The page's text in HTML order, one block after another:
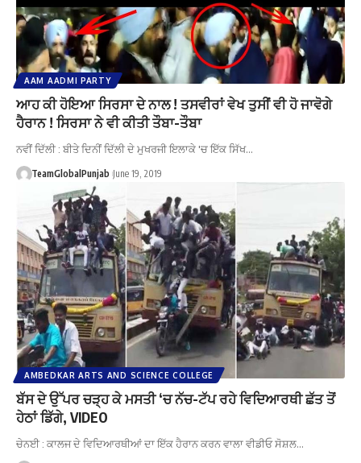
AAM AADMI PARTY
ਆਹ ਕੀ ਹੋਇਆ ਸਿਰਸਾ ਦੇ ਨਾਲ ! ਤਸਵੀਰਾਂ ਵੇਖ ਤੁਸੀਂ ਵੀ ਹੋ ਜਾਵੋਗੇ
ਹੈਰਾਨ ! ਸਿਰਸਾ ਨੇ ਵੀ ਕੀਤੀ ਤੌਬਾ-ਤੌਬਾ
ਨਵੀਂ ਦਿੱਲੀ : ਬੀਤੇ ਦਿਨੀਂ ਦਿੱਲੀ ਦੇ ਮੁਖਰਜੀ ਇਲਾਕੇ 'ਚ ਇੱਕ ਸਿੱਖ…
TeamGlobalPunjab June 19, 2019
AMBEDKAR ARTS AND SCIENCE COLLEGE
ਬੱਸ ਦੇ ਉੱਪਰ ਚੜ੍ਹ ਕੇ ਮਸਤੀ ‘ਚ ਨੱਚ-ਟੱਪ ਰਹੇ ਵਿਦਿਆਰਥੀ ਛੱਤ ਤੋਂ
ਹੇਠਾਂ ਡਿੱਗੇ, VIDEO
ਚੇਨਈ : ਕਾਲਜ ਦੇ ਵਿਦਿਆਰਥੀਆਂ ਦਾ ਇੱਕ ਹੈਰਾਨ ਕਰਨ ਵਾਲਾ ਵੀਡੀਓ ਸੋਸ਼ਲ…